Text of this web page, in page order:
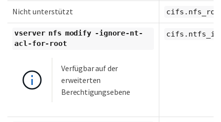
Nicht unterstützt
vserver nfs modify -ignore-nt-
acl-for-root
Verfügbar auf der
erweiterten
Berechtigungsebene